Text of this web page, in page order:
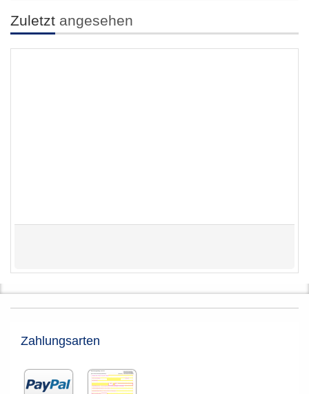
Zuletzt angesehen
Zahlungsarten